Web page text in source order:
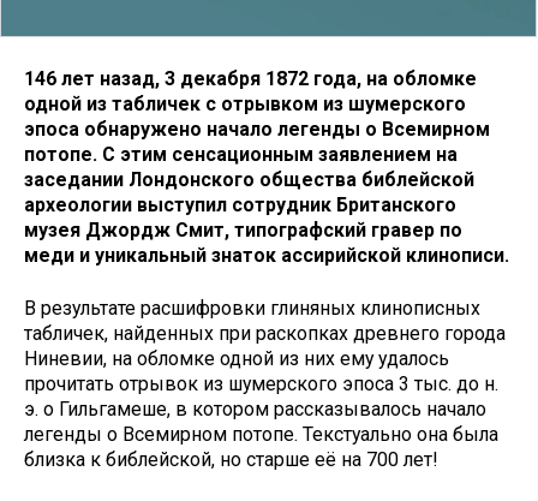
146 лет назад, 3 декабря 1872 года, на обломке
одной из табличек с отрывком из шумерского
эпоса обнаружено начало легенды о Всемирном
потопе. С этим сенсационным заявлением на
заседании Лондонского общества библейской
археологии выступил сотрудник Британского
музея Джордж Смит, типографский гравер по
меди и уникальный знаток ассирийской клинописи.
В результате расшифровки глиняных клинописных
табличек, найденных при раскопках древнего города
Ниневии, на обломке одной из них ему удалось
прочитать отрывок из шумерского эпоса 3 тыс. до н.
э. о Гильгамеше, в котором рассказывалось начало
легенды о Всемирном потопе. Текстуально она была
близка к библейской, но старше её на 700 лет!